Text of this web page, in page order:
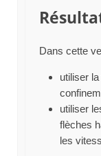
Dans cette
utiliser
utiliser
flèches
les